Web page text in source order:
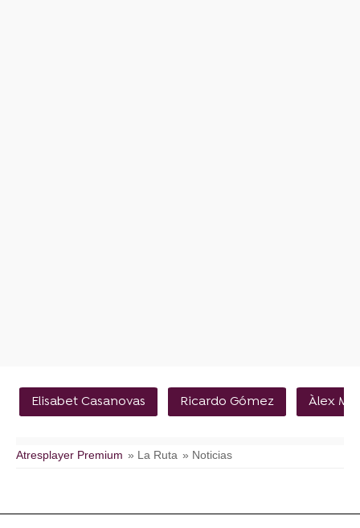
Elisabet Casanovas Ricardo Gómez Àlex
Atresplayer Premium » La Ruta » Noticias